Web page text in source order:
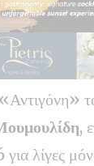
,
λίγες